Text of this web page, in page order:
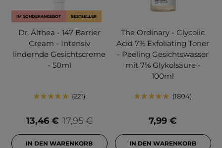
IM SONDERANGEBOT BESTSELLER
Dr. Althea - 147 Barrier
Cream - Intensiv
lindernde Gesichtscreme
- 50ml
221
17,95 €
13,46 €
IN DEN WARENKORB
The Ordinary - Glycolic
Acid 7% Exfoliating Toner
- Peeling Gesichtswasser
mit 7% Glykolsäure -
100ml
1804
7,99 €
IN DEN WARENKORB